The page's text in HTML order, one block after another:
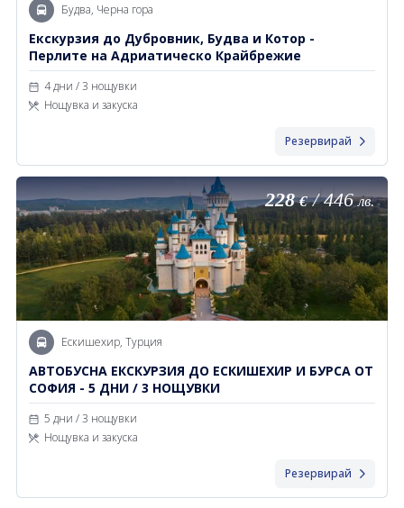
Будва, Черна гора
Екскурзия до Дубровник, Будва и Котор -
Перлите на Адриатическо Крайбрежие
4 дни / 3 нощувки
Нощувка и закуска
Резервирай
228 €/446 лв.
Ескишехир, Турция
АВТОБУСНА ЕКСКУРЗИЯ ДО ЕСКИШЕХИР И БУРСА ОТ
СОФИЯ - 5 ДНИ / 3 НОЩУВКИ
5 дни / 3 нощувки
Нощувка и закуска
Резервирай